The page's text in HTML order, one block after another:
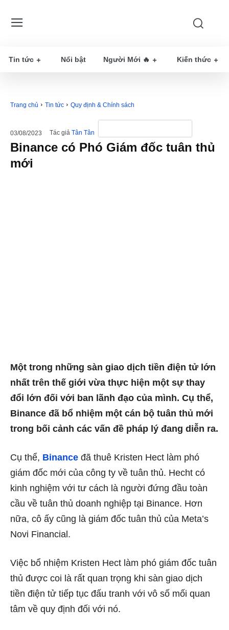
Tin tức Nổi bật Người Mới 🔥 Kiến thức
Trang chủ Tin tức Quy định & Chính sách
03/08/2023 Tác giả Tân Tân
Binance có Phó Giám đốc tuân thủ
mới
Một trong những sàn giao dịch tiền điện tử lớn
nhất trên thế giới vừa thực hiện một sự thay
đổi lớn đối với ban lãnh đạo của mình. Cụ thể,
Binance đã bổ nhiệm một cán bộ tuân thủ mới
trong bối cảnh các vấn đề pháp lý đang diễn ra.
Cụ thể, Binance đã thuê Kristen Hect làm phó
giám đốc mới của công ty về tuân thủ. Hecht có
kinh nghiệm với tư cách là người đứng đầu toàn
cầu về tuân thủ doanh nghiệp tại Binance. Hơn
nữa, cô ấy cũng là giám đốc tuân thủ của Meta’s
Novi Financial.
Việc bổ nhiệm Kristen Hect làm phó giám đốc tuân
thủ được coi là rất quan trọng khi sàn giao dịch
tiền điện tử tiếp tục đấu tranh với vô số mối quan
tâm về quy định đối với nó.